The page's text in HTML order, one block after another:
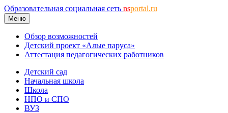
Образовательная социальная сеть nsportal.ru
Меню
Обзор возможностей
Детский проект «Алые паруса»
Аттестация педагогических работников
Детский сад
Начальная школа
Школа
НПО и СПО
ВУЗ